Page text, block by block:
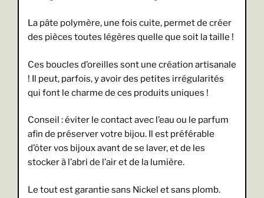
La pâte polymère, une fois cuite, permet de créer
des pièces toutes légères quelle que soit la taille !
Ces boucles d’oreilles sont une création artisanale
! Il peut, parfois, y avoir des petites irrégularités
qui font le charme de ces produits uniques !
Conseil : éviter le contact avec l’eau ou le parfum
afin de préserver votre bijou. Il est préférable
d’ôter vos bijoux avant de se laver, et de les
stocker à l’abri de l’air et de la lumière.
Le tout est garantie sans Nickel et sans plomb.